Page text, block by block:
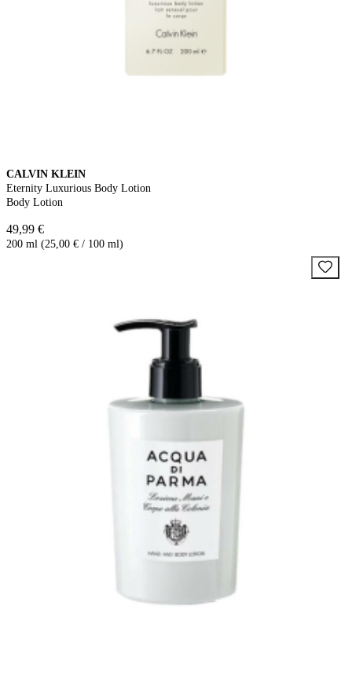
CALVIN KLEIN
Eternity Luxurious Body Lotion
Body Lotion
49,99 €
200 ml (25,00 € / 100 ml)